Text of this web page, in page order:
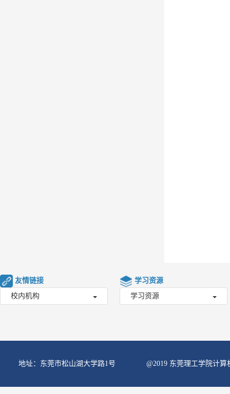
友情链接
校内机构
学习资源
学习资源
地址：东莞市松山湖大学路1号 @2019 东莞理工学院计